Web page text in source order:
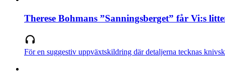
Therese Bohmans ”Sanningsberget” får Vi:s
För en suggestiv uppväxtskildring där detaljerna tecknas